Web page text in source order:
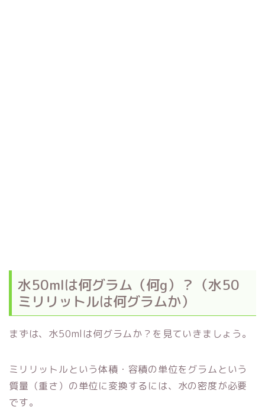
水50mlは何グラム（何g）？（水50
ミリリットルは何グラムか）
まずは、水50mlは何グラムか？を見ていきましょう。
ミリリットルという体積・容積の単位をグラムという
質量（重さ）の単位に変換するには、水の密度が必要
です。